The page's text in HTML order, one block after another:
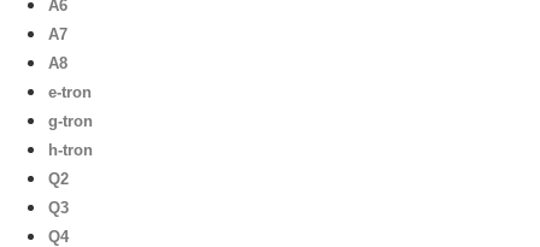
A6
A7
A8
e-tron
g-tron
h-tron
Q2
Q3
Q4